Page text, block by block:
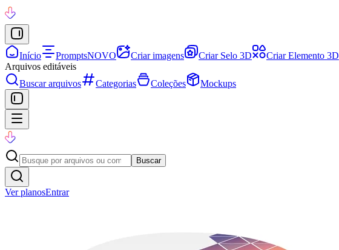
Início PromptsNOVO Criar imagens Criar Selo 3D Criar Elemento 3D
Arquivos editáveis
Buscar arquivos
Categorias Coleções Mockups
Buscar
Ver planosEntrar